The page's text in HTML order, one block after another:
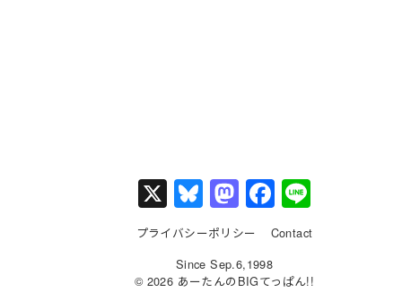
X Bl
u
e
s
M
a
st
o
F
a
c
e
プライバシーポリシー
Contact
Since Sep.6,1998
© 2026 あーたんのBIGてっぱん!!